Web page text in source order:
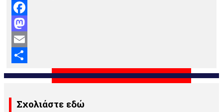
Facebook
Mastodon
Email
Μοιραστείτε
Σχολιάστε εδώ